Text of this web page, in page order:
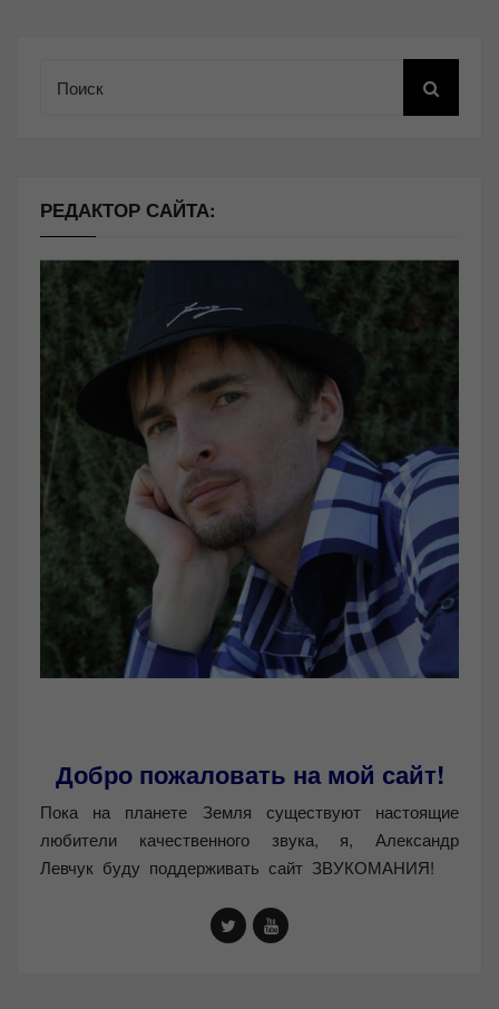
РЕДАКТОР САЙТА:
Добро пожаловать на мой сайт!
Пока на планете Земля существуют настоящие
любители качественного звука, я, Александр
Левчук буду поддерживать сайт ЗВУКОМАНИЯ!